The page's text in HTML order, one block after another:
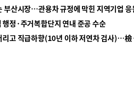
부산시장…관용차 규정에 막힌 지역기업 응
정·주거복합단지 연내 준공 수순
■ 검